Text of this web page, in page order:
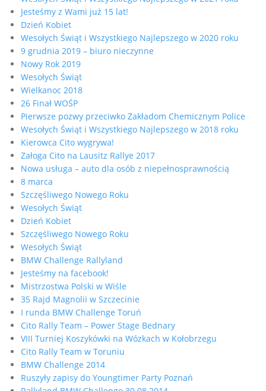
Jesteśmy z Wami już 15 lat!
Dzień Kobiet
Wesołych Świąt i Wszystkiego Najlepszego w 2020 roku
9 grudnia 2019 – biuro nieczynne
Nowy Rok 2019
Wesołych Świąt
Wielkanoc 2018
26 Finał WOŚP
Pierwsze pozwy przeciwko Zakładom Chemicznym Police
Wesołych Świąt i Wszystkiego Najlepszego w 2018 roku
Kierowca Cito wygrywa!
Załoga Cito na Lausitz Rallye 2017
Nowa usługa – auto dla osób z niepełnosprawnością
8 marca
Szczęśliwego Nowego Roku
Wesołych Świąt
Dzień Kobiet
Szczęśliwego Nowego Roku
Wesołych Świąt
BMW Challenge Rallyland
Jesteśmy na facebook!
Mistrzostwa Polski w Wiśle
35 Rajd Magnolii w Szczecinie
I runda BMW Challenge Toruń
Cito Rally Team – Power Stage Bednary
VIII Turniej Koszykówki na Wózkach w Kołobrzegu
Cito Rally Team w Toruniu
BMW Challenge 2014
Ruszyły zapisy do Youngtimer Party Poznań